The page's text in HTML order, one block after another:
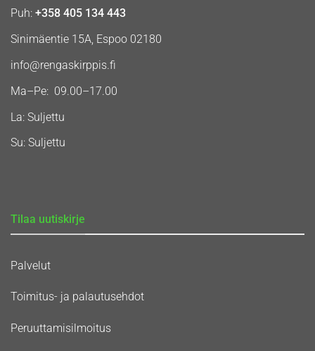
Puh: +358 405 134 443
Sinimäentie 15A, Espoo 02180
info@rengaskirppis.fi
Ma–Pe: 09.00–17.00
La: Suljettu
Su: Suljettu
Tilaa uutiskirje
Palvelut
Toimitus- ja palautusehdot
Peruuttamisilmoitus